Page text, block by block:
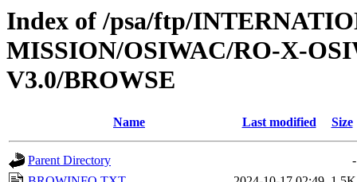
Index of /psa/ftp/
MISSION/OSIWAC/RO-X-
V3.0/BROWSE
Name Last modified Size
Parent Directory
-